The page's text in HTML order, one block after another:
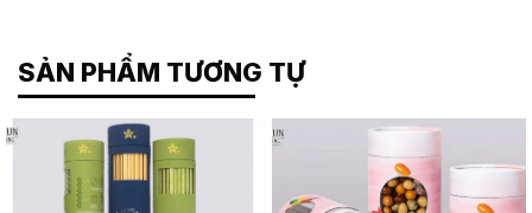
SẢN PHẨM TƯƠNG TỰ